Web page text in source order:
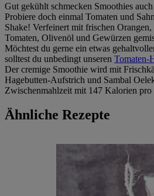
Gut gekühlt schmecken Smoothies
Probiere doch einmal Tomaten und
Shake! Verfeinert mit frischen
Tomaten, Olivenöl und Gewürzen
Möchtest du gerne ein etwas
solltest du unbedingt unseren Tomaten-
Der cremige Smoothie wird mit
Hagebutten-Aufstrich und Sambal
Zwischenmahlzeit mit 147 Kalorien pro
Ähnliche Rezepte